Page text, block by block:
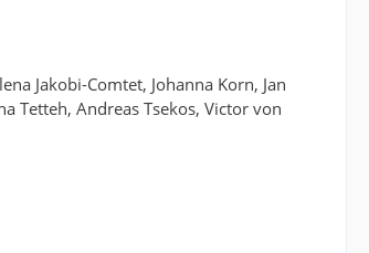
Jakobi-Comtet, Johanna Korn, Jan
Tetteh, Andreas Tsekos, Victor von